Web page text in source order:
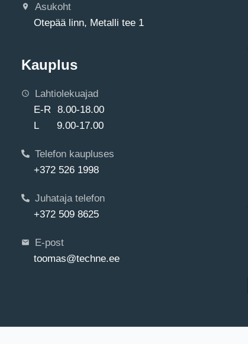
Asukoht
Otepää linn, Metalli tee 1
Kauplus
Lahtiolekuajad
E-R 8.00-18.00
L 9.00-17.00
Telefon kaupluses
+372 526 1998
Juhataja telefon
+372 509 8625
E-post
toomas@techne.ee